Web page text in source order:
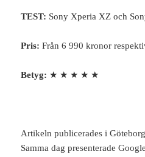
TEST: Sony Xperia XZ och
Pris:Från 6 990 kronor
Betyg: ★ ★ ★ ★ ★
Artikeln publicerades i
Samma dag presenterade